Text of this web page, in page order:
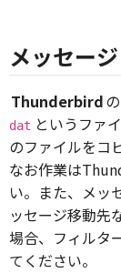
メッセー
Thunderbird
dat というファ
のファイルをコ
なお作業は
い。また、メッ
ッセージ移動
場合、フィルタ
てください。